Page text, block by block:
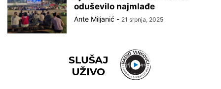
oduševilo najmlađe
Ante Miljanić - 21 srpnja, 2025